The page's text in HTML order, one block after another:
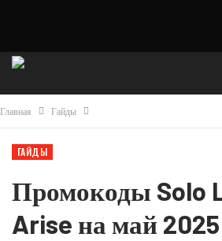
Главная Гайды
ГАЙДЫ
Промокоды Solo
Arise на май 2025